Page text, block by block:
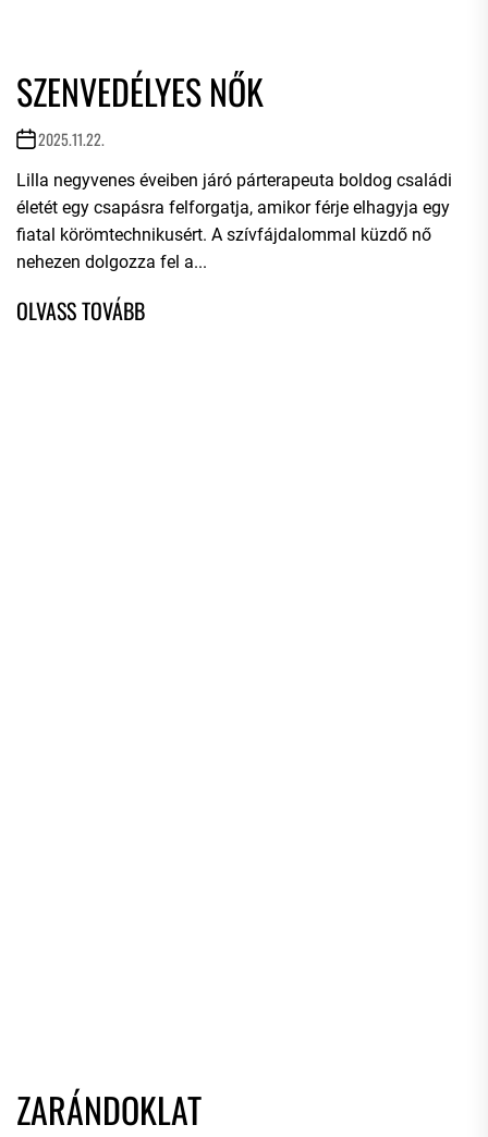
SZENVEDÉLYES NŐK
2025.11.22.
Lilla negyvenes éveiben járó párterapeuta boldog családi
életét egy csapásra felforgatja, amikor férje elhagyja egy
fiatal körömtechnikusért. A szívfájdalommal küzdő nő
nehezen dolgozza fel a...
ZARÁNDOKLAT